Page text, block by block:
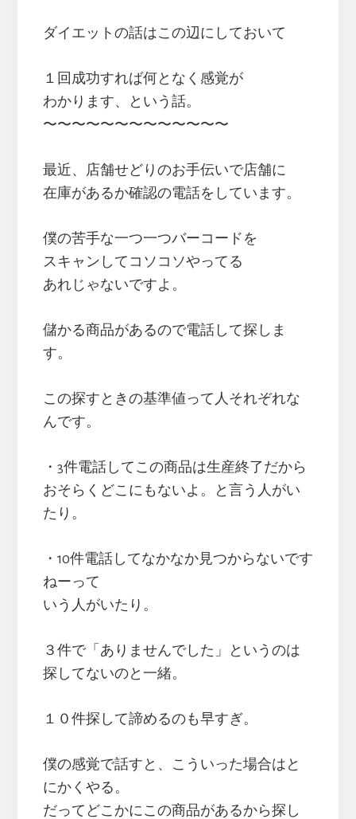
ダイエットの話はこの辺にしておいて
１回成功すれば何となく感覚が
わかります、という話。
〜〜〜〜〜〜〜〜〜〜〜〜〜
最近、店舗せどりのお手伝いで店舗に
在庫があるか確認の電話をしています。
僕の苦手な一つ一つバーコードを
スキャンしてコソコソやってる
あれじゃないですよ。
儲かる商品があるので電話して探しま
す。
この探すときの基準値って人それぞれな
んです。
・3件電話してこの商品は生産終了だから
おそらくどこにもないよ。と言う人がい
たり。
・10件電話してなかなか見つからないです
ねーって
いう人がいたり。
３件で「ありませんでした」というのは
探してないのと一緒。
１０件探して諦めるのも早すぎ。
僕の感覚で話すと、こういった場合はと
にかくやる。
だってどこかにこの商品があるから探し